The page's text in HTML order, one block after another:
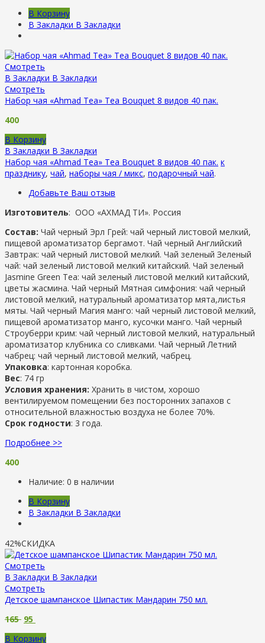
В Корзину
В Закладки В Закладки
Смотреть
В Закладки В Закладки
Смотреть
Набор чая «Ahmad Tea» Tea Bouquet 8 видов 40 пак.
400
В Корзину
В Закладки В Закладки
Набор чая «Ahmad Tea» Tea Bouquet 8 видов 40 пак. к
празднику, чай, наборы чая / микс, подарочный чай.
Добавьте Ваш отзыв
Изготовитель: ООО «АХМАД ТИ». Россия
Состав: Чай черный Эрл Грей: чай черный листовой мелкий,
пищевой ароматизатор бергамот. Чай черный Английский
Завтрак: чай черный листовой мелкий. Чай зеленый Зеленый
чай: чай зеленый листовой мелкий китайский. Чай зеленый
Jasmine Green Tea: чай зеленый листовой мелкий китайский,
цветы жасмина. Чай черный Мятная симфония: чай черный
листовой мелкий, натуральный ароматизатор мята,листья
мяты. Чай черный Магия манго: чай черный листовой мелкий,
пищевой ароматизатор манго, кусочки манго. Чай черный
Строуберри крим: чай черный листовой мелкий, натуральный
ароматизатор клубника со сливками. Чай черный Летний
чабрец: чай черный листовой мелкий, чабрец.
Упаковка: картонная коробка.
Вес: 74 гр
Условия хранения: Хранить в чистом, хорошо
вентилируемом помещении без посторонних запахов с
относительной влажностью воздуха не более 70%.
Срок годности: 3 года.
Подробнее >>
400
Наличие: 0 в наличии
В Корзину
В Закладки В Закладки
42%СКИДКА
Смотреть
В Закладки В Закладки
Смотреть
Детское шампанское Шипастик Мандарин 750 мл.
165 95
В Корзину